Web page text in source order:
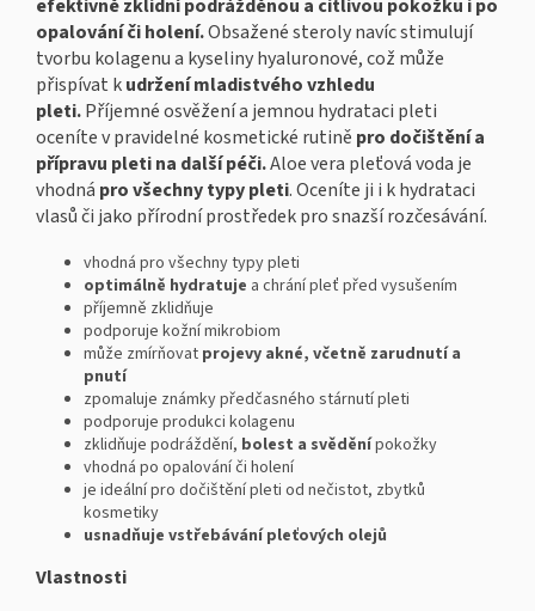
efektivně zklidní podrážděnou a citlivou pokožku i po
opalování či holení.Obsažené steroly navíc stimulují
tvorbu kolagenu a kyseliny hyaluronové, což může
přispívat kudržení mladistvého vzhledu
pleti.Příjemné osvěžení a jemnou hydrataci pleti
oceníte v pravidelné kosmetické rutině pro dočištění a
přípravu pleti na další péči.Aloe vera pleťová voda je
vhodná pro všechny typy pleti. Oceníte ji i k hydrataci
vlasů či jako přírodní prostředek pro snazší rozčesávání.
vhodná pro všechny typy pleti
optimálně hydratuje a chrání pleť před vysušením
příjemně zklidňuje
podporuje kožní mikrobiom
může zmírňovat projevy akné, včetně zarudnutí a
pnutí
zpomaluje známky předčasného stárnutí pleti
podporuje produkci kolagenu
zklidňuje podráždění, bolest a svěděnípokožky
vhodná po opalování či holení
je ideální pro dočištění pleti od nečistot, zbytků
kosmetiky
usnadňuje vstřebávání pleťových olejů
Vlastnosti